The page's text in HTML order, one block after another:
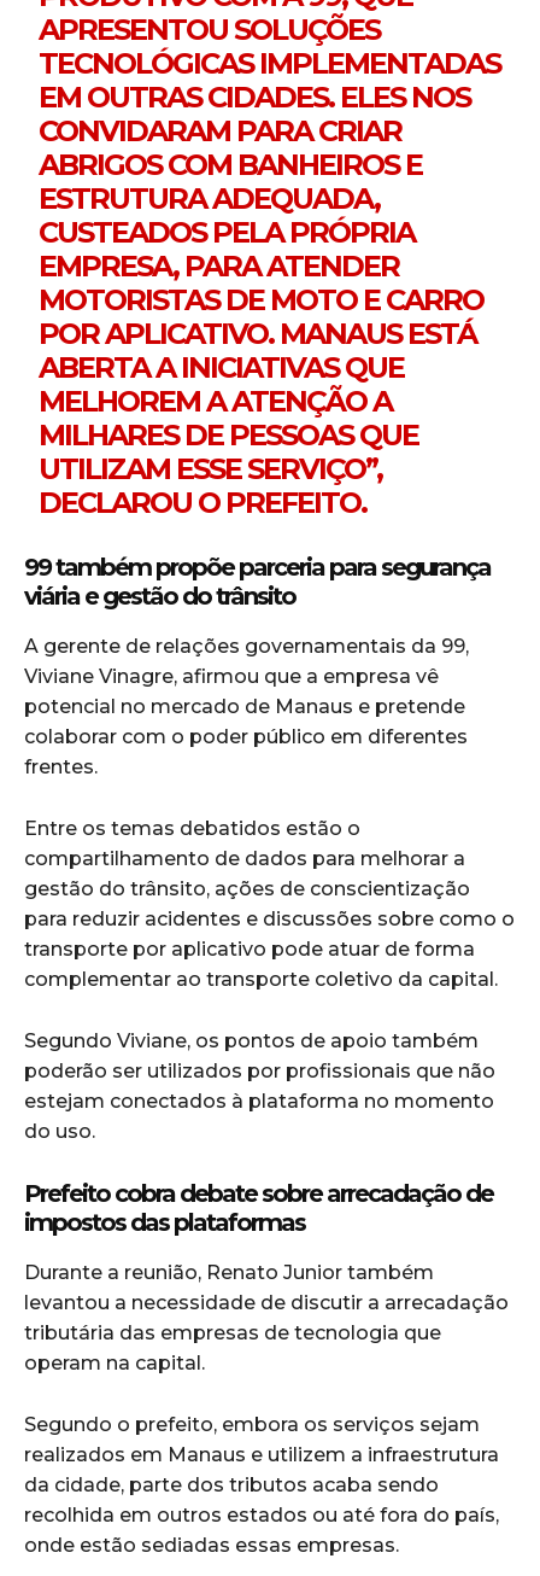
APRESENTOU SOLUÇÕES
TECNOLÓGICAS IMPLEMENTADAS
EM OUTRAS CIDADES. ELES NOS
CONVIDARAM PARA CRIAR
ABRIGOS COM BANHEIROS E
ESTRUTURA ADEQUADA,
CUSTEADOS PELA PRÓPRIA
EMPRESA, PARA ATENDER
MOTORISTAS DE MOTO E CARRO
POR APLICATIVO. MANAUS ESTÁ
ABERTA A INICIATIVAS QUE
MELHOREM A ATENÇÃO A
MILHARES DE PESSOAS QUE
UTILIZAM ESSE SERVIÇO”,
DECLAROU O PREFEITO.
99 também propõe parceria para segurança
viária e gestão do trânsito
A gerente de relações governamentais da 99,
Viviane Vinagre, afirmou que a empresa vê
potencial no mercado de Manaus e pretende
colaborar com o poder público em diferentes
frentes.
Entre os temas debatidos estão o
compartilhamento de dados para melhorar a
gestão do trânsito, ações de conscientização
para reduzir acidentes e discussões sobre como o
transporte por aplicativo pode atuar de forma
complementar ao transporte coletivo da capital.
Segundo Viviane, os pontos de apoio também
poderão ser utilizados por profissionais que não
estejam conectados à plataforma no momento
do uso.
Prefeito cobra debate sobre arrecadação de
impostos das plataformas
Durante a reunião, Renato Junior também
levantou a necessidade de discutir a arrecadação
tributária das empresas de tecnologia que
operam na capital.
Segundo o prefeito, embora os serviços sejam
realizados em Manaus e utilizem a infraestrutura
da cidade, parte dos tributos acaba sendo
recolhida em outros estados ou até fora do país,
onde estão sediadas essas empresas.